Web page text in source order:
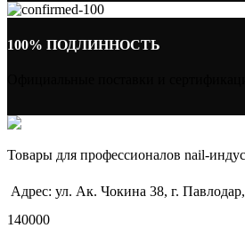
100% ПОДЛИННОСТЬ
Товары для профессионалов nail-
Адрес: ул. Ак. Чокина 38, г.
140000